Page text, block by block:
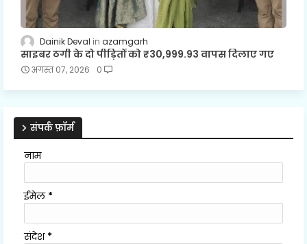
Dainik Deval azamgarh
साइबर ठगी के दो पीड़ितों को ₹30,999.93 वापस दिलाए गए
अगस्त 07, 2026 0
संपर्क फ़ॉर्म
नाम
ईमेल *
संदेश *